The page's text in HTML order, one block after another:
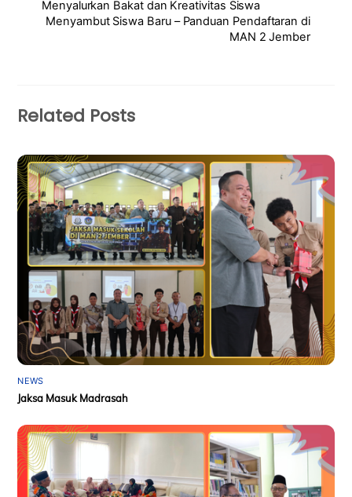
Menyalurkan Bakat dan Kreativitas Siswa
Menyambut Siswa Baru – Panduan Pendaftaran di
MAN 2 Jember
Related Posts
NEWS
Jaksa Masuk Madrasah